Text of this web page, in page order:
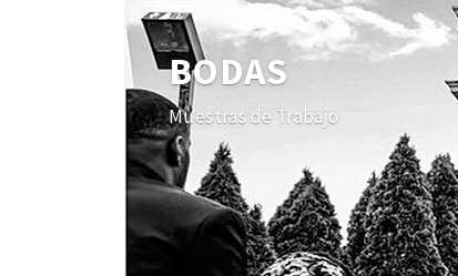
BODAS
Muestras de Trabajo